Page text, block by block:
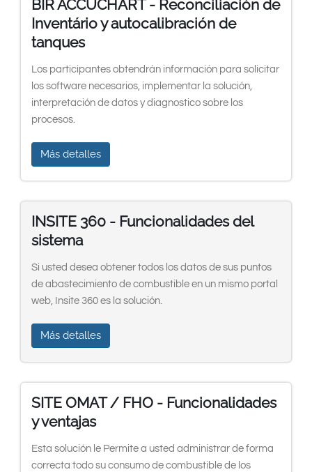
BIR ACCUCHART - Reconciliación de
Inventário y autocalibración de
tanques
Los participantes obtendrán información para solicitar
los software necesarios, implementar la solución,
interpretación de datos y diagnostico sobre los
procesos.
Más detalles
INSITE 360 - Funcionalidades del
sistema
Si usted desea obtener todos los datos de sus puntos
de abastecimiento de combustible en un mismo portal
web, Insite 360 es la solución.
Más detalles
SITE OMAT / FHO - Funcionalidades
y ventajas
Esta solución le Permite a usted administrar de forma
correcta todo su consumo de combustible de los